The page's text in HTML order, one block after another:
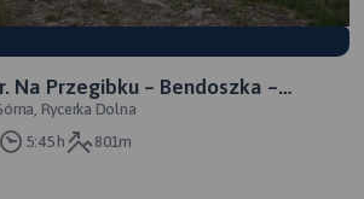
Na Przegibku – Bendoszka –
Dol. Rycerki
Rycerka Dolna
5:45 h 801m